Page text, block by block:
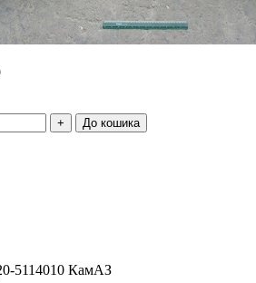
До кошика
5114010 КамАЗ